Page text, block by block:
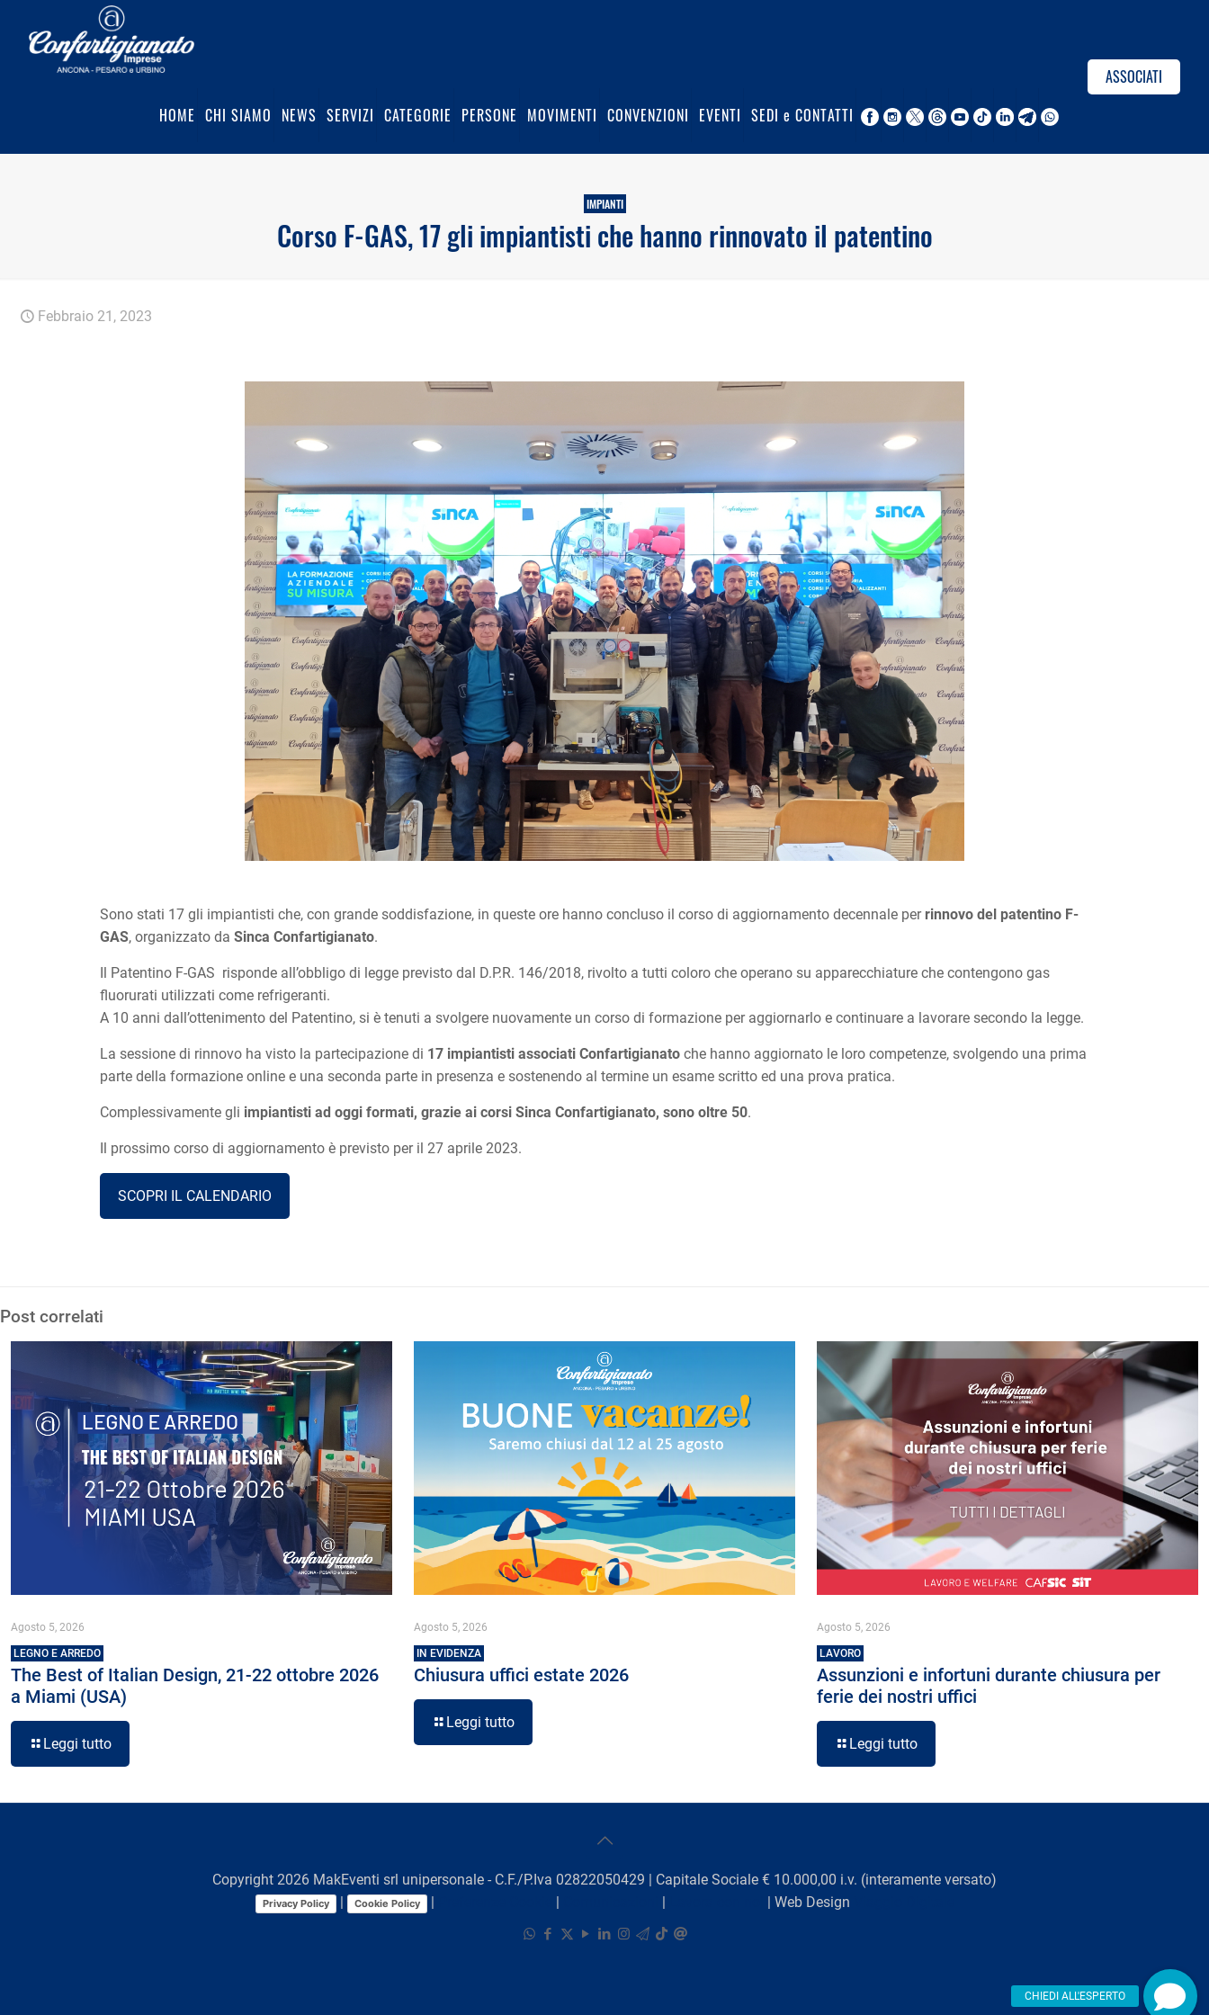
HOME CHI SIAMO NEWS SERVIZI CATEGORIE PERSONE MOVIMENTI CONVENZIONI EVENTI SEDI e CONTATTI
ASSOCIATI
IMPIANTI
Corso F-GAS, 17 gli impiantisti che hanno rinnovato il patentino
Febbraio 21, 2023
Sono stati 17 gli impiantisti che, con grande soddisfazione, in queste ore hanno concluso il corso di aggiornamento decennale per rinnovo del patentino F-
GAS, organizzato daSinca Confartigianato.
Il Patentino F-GAS risponde all’obbligo di legge previsto dal D.P.R. 146/2018, rivolto a tutti coloro che operano su apparecchiature che contengono gas
fluorurati utilizzati come refrigeranti.
A 10 anni dall’ottenimento del Patentino, si è tenuti a svolgere nuovamente un corso di formazione per aggiornarlo e continuare a lavorare secondo la legge.
La sessione di rinnovo ha visto la partecipazione di 17 impiantisti associati Confartigianato che hanno aggiornato le loro competenze, svolgendo una prima
parte della formazione online e una seconda parte in presenza e sostenendo al termine un esame scritto ed una prova pratica.
Complessivamente gli impiantisti ad oggi formati, grazie ai corsi Sinca Confartigianato, sono oltre 50.
Il prossimo corso di aggiornamento è previsto per il 27 aprile 2023.
SCOPRI IL CALENDARIO
Post correlati
Agosto 5, 2026
LEGNO E ARREDO
The Best of Italian Design, 21-22 ottobre 2026
a Miami (USA)
Leggi tutto
Agosto 5, 2026
IN EVIDENZA
Chiusura uffici estate 2026
Leggi tutto
Agosto 5, 2026
LAVORO
Assunzioni e infortuni durante chiusura per
ferie dei nostri uffici
Leggi tutto
Copyright 2026 MakEventi srl unipersonale - C.F./P.Iva 02822050429 | Capitale Sociale € 10.000,00 i.v. (interamente versato)
Privacy Policy Cookie Policy | Web Design